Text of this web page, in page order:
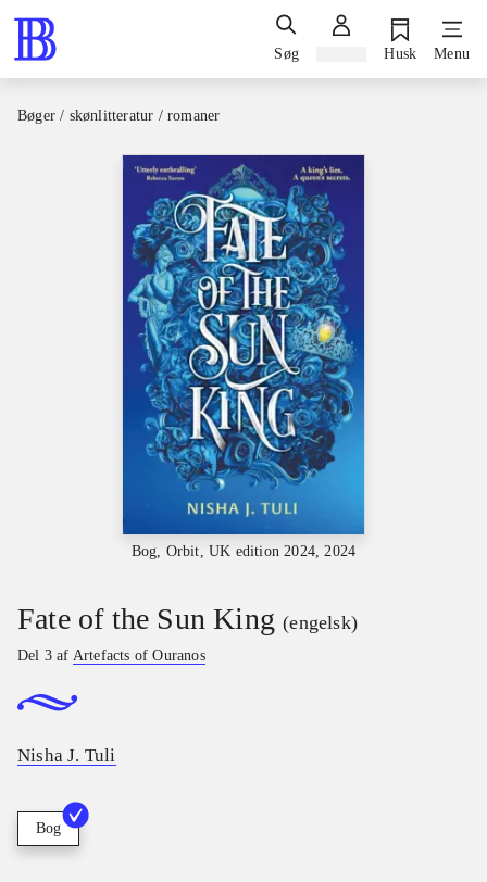
Søg Husk Menu
Bøger / skønlitteratur / romaner
Bog, Orbit, UK edition 2024, 2024
Fate of the Sun King (engelsk)
Del 3 af Artefacts of Ouranos
Nisha J. Tuli
Bog